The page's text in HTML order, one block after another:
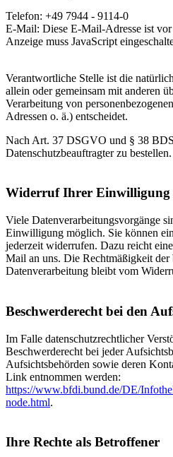
Telefon: +49 7944 - 9114-0
E-Mail: Diese E-Mail-Adresse ist
Anzeige muss JavaScript
Verantwortliche Stelle ist die
allein oder gemeinsam mit anderen
Verarbeitung von
Adressen o. ä.) entscheidet.
Nach Art. 37 DSGVO und § 38
Datenschutzbeauftragter zu bestellen.
Widerruf Ihrer Einwilligung
Viele Datenverarbeitungsvorgänge
Einwilligung möglich. Sie können
jederzeit widerrufen. Dazu reicht
Mail an uns. Die Rechtmäßigkeit
Datenverarbeitung bleibt vom
Beschwerderecht bei den
Im Falle datenschutzrechtlicher
Beschwerderecht bei jeder
Aufsichtsbehörden sowie deren
Link entnommen werden:
https://www.bfdi.bund.de/DE/
node.html.
Ihre Rechte als Betroffener